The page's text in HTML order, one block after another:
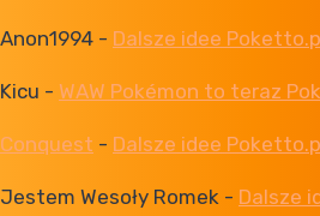
Anon1994 - Dalsze idee
Kicu - WAW Pokémon to teraz
Conquest - Dalsze idee
Jestem Wesoły Romek - Dalsze